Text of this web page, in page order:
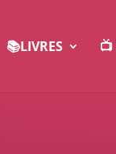
📚LIVRES 📺